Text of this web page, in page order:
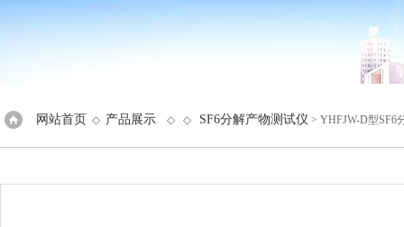
网站首页 ◇ 产品展示 ◇ ◇ SF6分解产物测试仪 > YHFJW-D型SF6